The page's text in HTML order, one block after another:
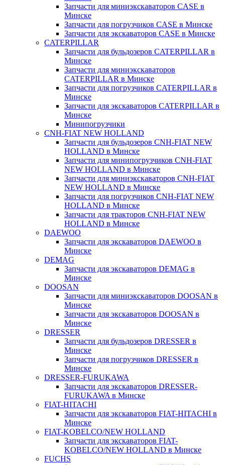
Запчасти для миниэкскаваторов CASE в
Минске
Запчасти для погрузчиков CASE в Минске
Запчасти для экскаваторов CASE в Минске
CATERPILLAR
Запчасти для бульдозеров CATERPILLAR в
Минске
Запчасти для миниэкскаваторов
CATERPILLAR в Минске
Запчасти для погрузчиков CATERPILLAR в
Минске
Запчасти для экскаваторов CATERPILLAR в
Минскe
Минипогрузчики
CNH-FIAT NEW HOLLAND
Запчасти для бульдозеров CNH-FIAT NEW
HOLLAND в Минске
Запчасти для минипогрузчиков CNH-FIAT
NEW HOLLAND в Минске
Запчасти для миниэкскаваторов CNH-FIAT
NEW HOLLAND в Минске
Запчасти для погрузчиков CNH-FIAT NEW
HOLLAND в Минске
Запчасти для тракторов CNH-FIAT NEW
HOLLAND в Минске
DAEWOO
Запчасти для экскаваторов DAEWOO в
Минске
DEMAG
Запчасти для экскаваторов DEMAG в
Минске
DOOSAN
Запчасти для миниэкскаваторов DOOSAN в
Минске
Запчасти для экскаваторов DOOSAN в
Минске
DRESSER
Запчасти для бульдозеров DRESSER в
Минске
Запчасти для погрузчиков DRESSER в
Минске
DRESSER-FURUKAWA
Запчасти для экскаваторов DRESSER-
FURUKAWA в Минске
FIAT-HITACHI
Запчасти для экскаваторов FIAT-HITACHI в
Минске
FIAT-KOBELCO/NEW HOLLAND
Запчасти для экскаваторов FIAT-
KOBELCO/NEW HOLLAND в Минске
FUCHS